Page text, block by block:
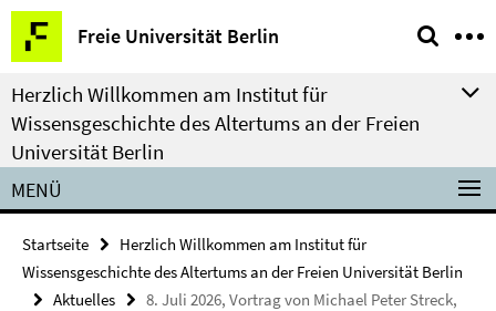
Springe
direkt
zu
Inhalt
Freie Universität Berlin
Service-
Navigation
Herzlich Willkommen am Institut für
Wissensgeschichte des Altertums an der Freien
Universität Berlin
MENÜ
Startseite
Herzlich Willkommen am Institut für
Wissensgeschichte des Altertums an der Freien Universität Berlin
Aktuelles
8. Juli 2026, Vortrag von Michael Peter Streck,